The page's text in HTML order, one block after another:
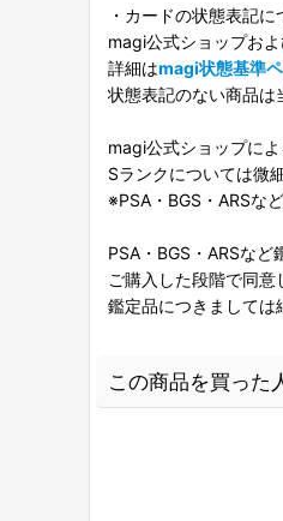
・カードの状態表記に
magi公式ショップお
詳細はmagi状態基準
状態表記のない商品は
magi公式ショップに
Sランクについては微
※PSA・BGS・ARSな
PSA・BGS・ARSな
ご購入した段階で同意
鑑定品につきましては
この商品を買った